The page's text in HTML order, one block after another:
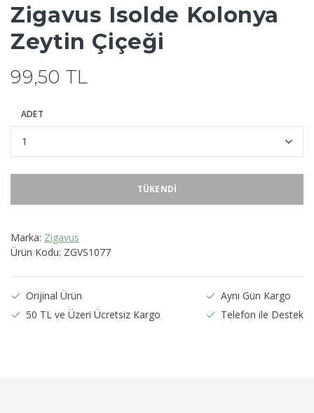
Zigavus Isolde Kolonya
Zeytin Çiçeği
99,50 TL
ADET
TÜKENDI
Marka: Zigavus
Ürün Kodu: ZGVS1077
Orijinal Ürün
50 TL ve Üzeri Ücretsiz Kargo
Aynı Gün Kargo
Telefon ile Destek